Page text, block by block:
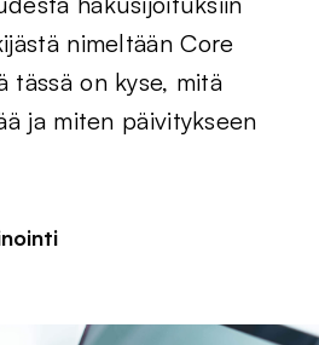
nimeltään Core
tässä on kyse, mitä
ja miten päivitykseen